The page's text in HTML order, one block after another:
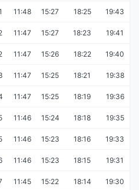
11:48 15:27 18:25 19:43
11:47 15:27 18:23 19:41
11:47 15:26 18:22 19:40
11:47 15:25 18:21 19:38
11:47 15:25 18:19 19:36
11:46 15:24 18:18 19:35
11:46 15:23 18:16 19:33
11:46 15:23 18:15 19:31
11:45 15:22 18:14 19:30